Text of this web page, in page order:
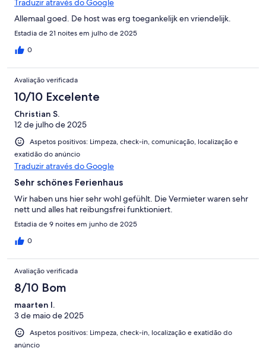
Traduzir através do Google
Allemaal goed. De host was erg toegankelijk en vriendelijk.
Estadia de 21 noites em julho de 2025
0
Avaliação verificada
10/10 Excelente
Christian S.
12 de julho de 2025
Aspetos positivos: Limpeza, check-in, comunicação, localização e
exatidão do anúncio
Traduzir através do Google
Sehr schönes Ferienhaus
Wir haben uns hier sehr wohl gefühlt. Die Vermieter waren sehr
nett und alles hat reibungsfrei funktioniert.
Estadia de 9 noites em junho de 2025
0
Avaliação verificada
8/10 Bom
maarten l.
3 de maio de 2025
Aspetos positivos: Limpeza, check-in, localização e exatidão do
anúncio